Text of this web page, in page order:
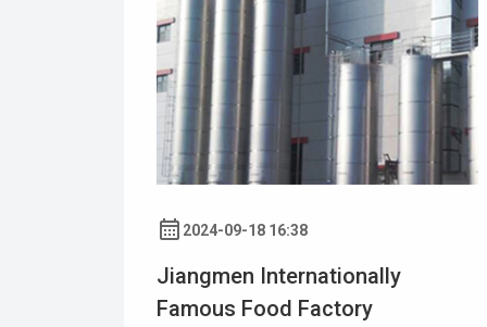
2024-09-18 16:38
Jiangmen Internationally
Famous Food Factory